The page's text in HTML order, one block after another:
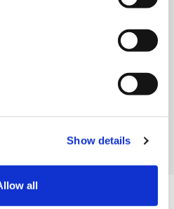
Show details
all